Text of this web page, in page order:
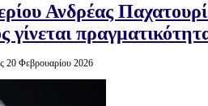
Ανδρέας
γίνεται
20 Φεβρουαρίου 2026